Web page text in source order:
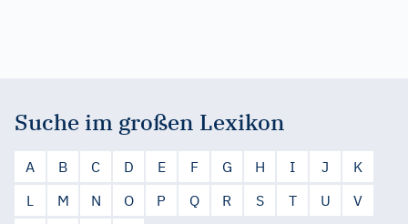
Suche im großen Lexikon
A B C D E F G H I J
K
L
M N O P Q R S T U
V